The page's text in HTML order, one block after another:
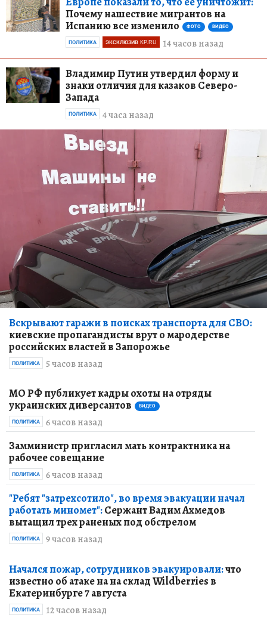
Почему нашествие мигрантов на
Испанию все изменило
ФОТО ВИДЕО
14 часов назад
ПОЛИТИКА ЭКСКЛЮЗИВ KP.RU
Владимир Путин утвердил форму и
знаки отличия для казаков Северо-
Запада
4 часа назад
ПОЛИТИКА
Вскрывают гаражи в поисках транспорта для СВО:
киевские пропагандисты врут о мародерстве
российских властей в Запорожье
5 часов назад
ПОЛИТИКА
МО РФ публикует кадры охоты на отряды
украинских диверсантов
ВИДЕО
6 часов назад
ПОЛИТИКА
Замминистр пригласил мать контрактника на
рабочее совещание
6 часов назад
ПОЛИТИКА
"Ребят "затрехсотило", во время эвакуации начал
работать миномет":Сержант Вадим Ахмедов
вытащил трех раненых под обстрелом
9 часов назад
ПОЛИТИКА
Начался пожар, сотрудников эвакуировали:что
известно об атаке на на склад Wildberries в
Екатеринбурге 7 августа
12 часов назад
ПОЛИТИКА